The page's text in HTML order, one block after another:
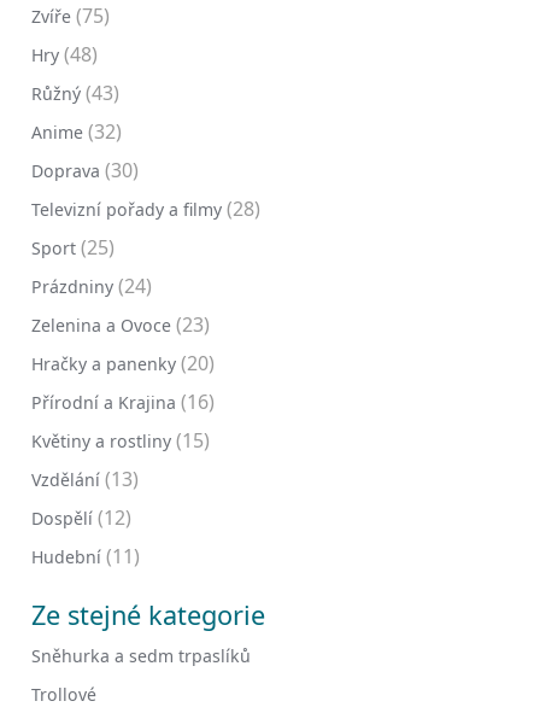
Zvíře (75)
Hry (48)
Růžný (43)
Anime (32)
Doprava (30)
Televizní pořady a filmy (28)
Sport (25)
Prázdniny (24)
Zelenina a Ovoce (23)
Hračky a panenky (20)
Přírodní a Krajina (16)
Květiny a rostliny (15)
Vzdělání (13)
Dospělí (12)
Hudební (11)
Ze stejné kategorie
Sněhurka a sedm trpaslíků
Trollové